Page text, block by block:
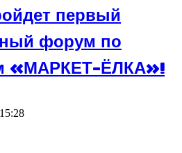
первый
форум по
«МАРКЕТ-ЁЛКА»!